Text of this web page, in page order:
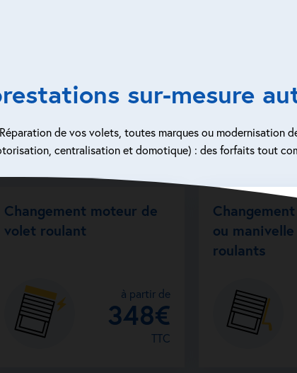
sur-mesure
Réparation de vos volets, toutes marques ou modernisation
centralisation et domotique) : des forfaits tout
Changement moteur de
volet roulant
à partir de
348€
TTC
ou
roulants